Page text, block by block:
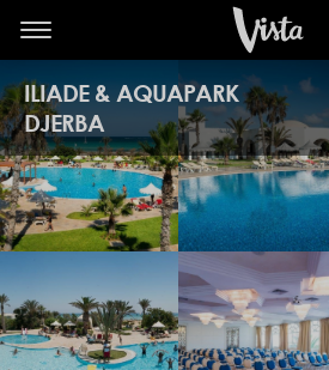
ILIADE & AQUAPARK
DJERBA